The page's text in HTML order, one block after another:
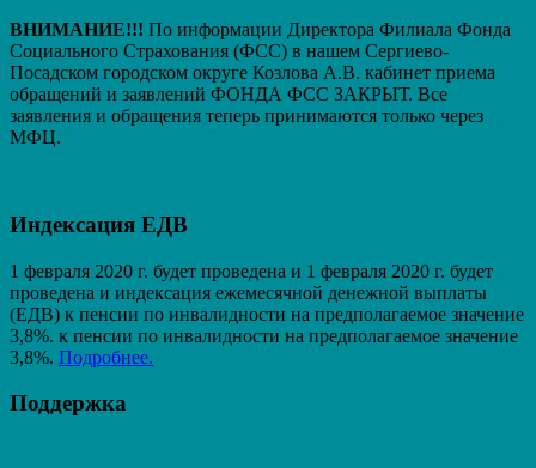
ВНИМАНИЕ!!! По информации Директора Филиала Фонда
Социального Страхования (ФСС) в нашем Сергиево-
Посадском городском округе Козлова А.В. кабинет приема
обращений и заявлений ФОНДА ФСС ЗАКРЫТ. Вcе
заявления и обращения теперь принимаются только через
МФЦ.
Индексация ЕДВ
1 февраля 2020 г. будет проведена и 1 февраля 2020 г. будет
проведена и индексация ежемесячной денежной выплаты
(ЕДВ) к пенсии по инвалидности на предполагаемое значение
3,8%. к пенсии по инвалидности на предполагаемое значение
3,8%. Подробнее.
Поддержка